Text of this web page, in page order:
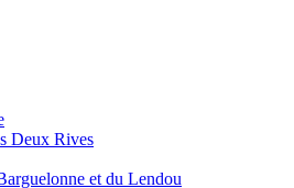
Deux Rives
et du Lendou